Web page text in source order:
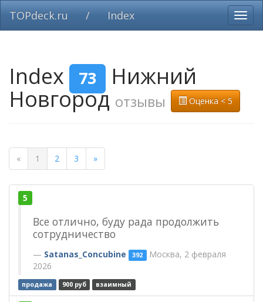
TOPdeck.ru / Index
Index 73 Нижний
Новгород отзывы Оценка < 5
« 1 2 3 »
5
Все отлично, буду рада продолжить
сотрудничество
Satanas_Concubine 392 Москва, 2 февраля
2026
продажа 900 руб взаимный